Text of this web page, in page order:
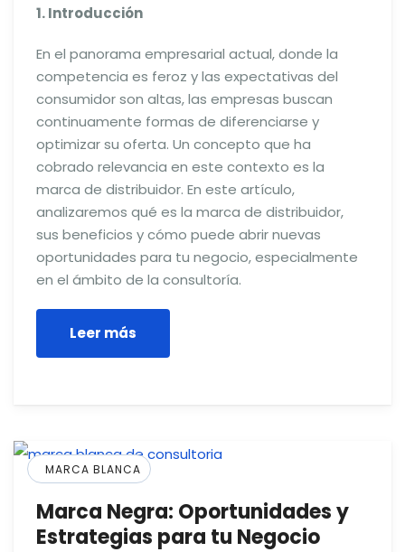
1. Introducción
En el panorama empresarial actual, donde la
competencia es feroz y las expectativas del
consumidor son altas, las empresas buscan
continuamente formas de diferenciarse y
optimizar su oferta. Un concepto que ha
cobrado relevancia en este contexto es la
marca de distribuidor. En este artículo,
analizaremos qué es la marca de distribuidor,
sus beneficios y cómo puede abrir nuevas
oportunidades para tu negocio, especialmente
en el ámbito de la consultoría.
Leer más
MARCA BLANCA
Marca Negra: Oportunidades y
Estrategias para tu Negocio